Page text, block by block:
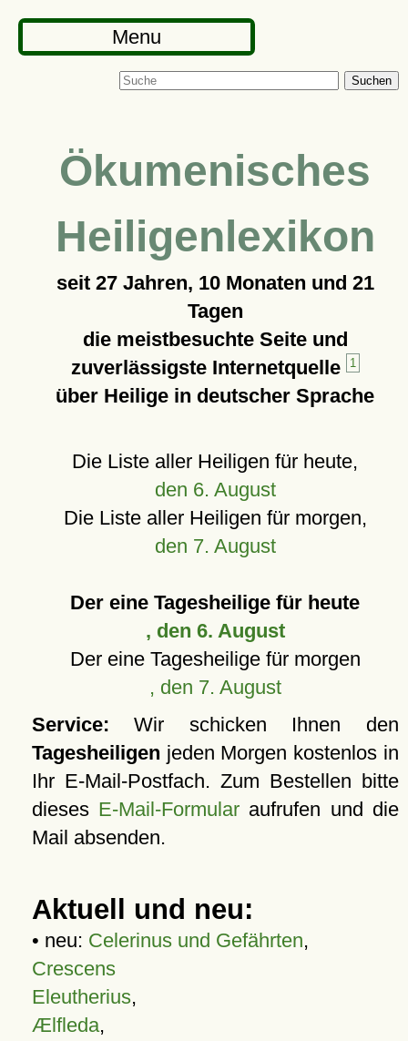
Menu
Suchen
Ökumenisches
Heiligenlexikon
seit 27 Jahren, 10 Monaten und 21
Tagen
die meistbesuchte Seite und
zuverlässigste Internetquelle
1
über Heilige in deutscher Sprache
Die Liste aller Heiligen für heute,
den 6. August
Die Liste aller Heiligen für morgen,
den 7. August
Der eine Tagesheilige für heute
, den 6. August
Der eine Tagesheilige für morgen
, den 7. August
Service: Wir schicken Ihnen den
Tagesheiligen jeden Morgen kostenlos in
Ihr E-Mail-Postfach. Zum Bestellen bitte
dieses E-Mail-Formular aufrufen und die
Mail absenden.
Aktuell und neu:
• neu: Celerinus und Gefährten,
Crescens
Eleutherius,
Ælfleda,